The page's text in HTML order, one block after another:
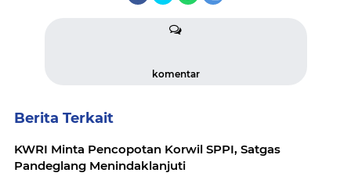
komentar
Berita Terkait
KWRI Minta Pencopotan Korwil SPPI, Satgas
Pandeglang Menindaklanjuti